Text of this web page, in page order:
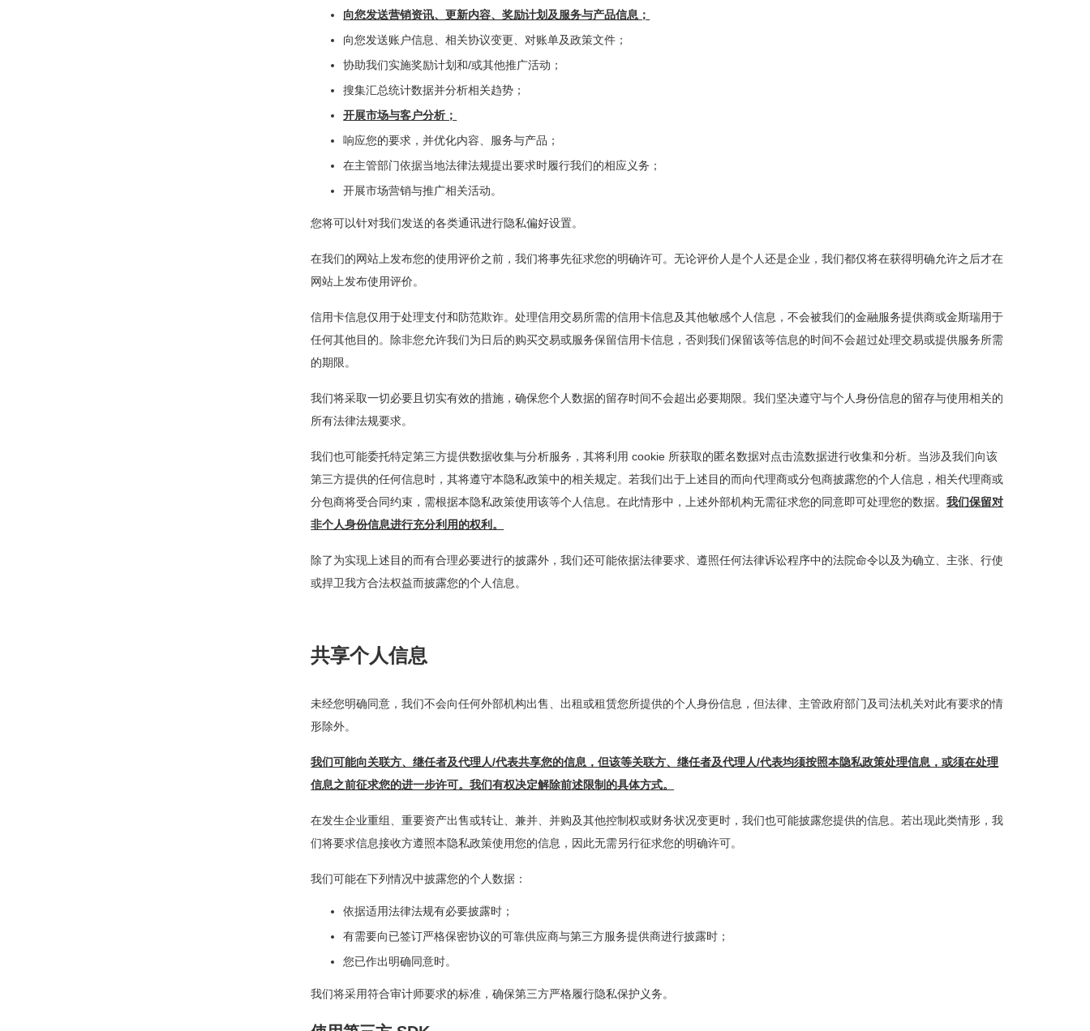
向您发送营销资讯、更新内容、奖励计划及服务与产品信息；
向您发送账户信息、相关协议变更、对账单及政策文件；
协助我们实施奖励计划和/或其他推广活动；
搜集汇总统计数据并分析相关趋势；
开展市场与客户分析；
响应您的要求，并优化内容、服务与产品；
在主管部门依据当地法律法规提出要求时履行我们的相应义务；
开展市场营销与推广相关活动。
您将可以针对我们发送的各类通讯进行隐私偏好设置。
在我们的网站上发布您的使用评价之前，我们将事先征求您的明确许可。无论评价人是个人还是企业，我们都仅将在获得明确允许之后才在
网站上发布使用评价。
信用卡信息仅用于处理支付和防范欺诈。处理信用交易所需的信用卡信息及其他敏感个人信息，不会被我们的金融服务提供商或金斯瑞用于
任何其他目的。除非您允许我们为日后的购买交易或服务保留信用卡信息，否则我们保留该等信息的时间不会超过处理交易或提供服务所需
的期限。
我们将采取一切必要且切实有效的措施，确保您个人数据的留存时间不会超出必要期限。我们坚决遵守与个人身份信息的留存与使用相关的
所有法律法规要求。
我们也可能委托特定第三方提供数据收集与分析服务，其将利用 cookie 所获取的匿名数据对点击流数据进行收集和分析。当涉及我们向该
第三方提供的任何信息时，其将遵守本隐私政策中的相关规定。若我们出于上述目的而向代理商或分包商披露您的个人信息，相关代理商或
分包商将受合同约束，需根据本隐私政策使用该等个人信息。在此情形中，上述外部机构无需征求您的同意即可处理您的数据。我们保留对
非个人身份信息进行充分利用的权利。
除了为实现上述目的而有合理必要进行的披露外，我们还可能依据法律要求、遵照任何法律诉讼程序中的法院命令以及为确立、主张、行使
或捍卫我方合法权益而披露您的个人信息。
共享个人信息
未经您明确同意，我们不会向任何外部机构出售、出租或租赁您所提供的个人身份信息，但法律、主管政府部门及司法机关对此有要求的情
形除外。
我们可能向关联方、继任者及代理人/代表共享您的信息，但该等关联方、继任者及代理人/代表均须按照本隐私政策处理信息，或须在处理
信息之前征求您的进一步许可。我们有权决定解除前述限制的具体方式。
在发生企业重组、重要资产出售或转让、兼并、并购及其他控制权或财务状况变更时，我们也可能披露您提供的信息。若出现此类情形，我
们将要求信息接收方遵照本隐私政策使用您的信息，因此无需另行征求您的明确许可。
我们可能在下列情况中披露您的个人数据：
依据适用法律法规有必要披露时；
有需要向已签订严格保密协议的可靠供应商与第三方服务提供商进行披露时；
您已作出明确同意时。
我们将采用符合审计师要求的标准，确保第三方严格履行隐私保护义务。